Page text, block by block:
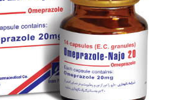
بزرگنمایی توضیحات